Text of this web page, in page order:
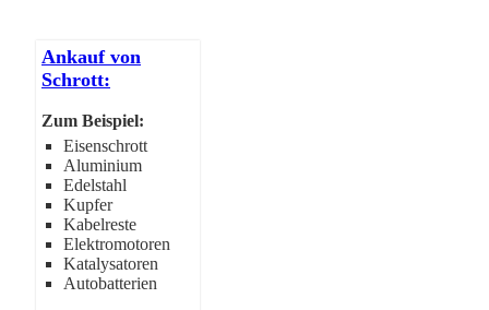
Ankauf von
Schrott:
Zum Beispiel:
Eisenschrott
Aluminium
Edelstahl
Kupfer
Kabelreste
Elektromotoren
Katalysatoren
Autobatterien